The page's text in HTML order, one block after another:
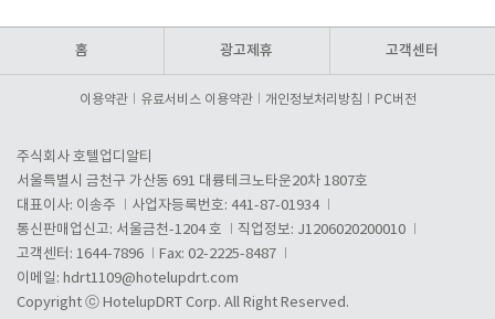
홈 광고제휴 고객센터
이용약관 유료서비스 이용약관 개인정보처리방침 PC버전
주식회사 호텔업디알티
서울특별시 금천구 가산동 691 대륭테크노타운20차 1807호
대표이사: 이송주
사업자등록번호: 441-87-01934
통신판매업신고: 서울금천-1204 호
직업정보: J1206020200010
고객센터: 1644-7896
Fax: 02-2225-8487
이메일: hdrt1109@hotelupdrt.com
Copyright ⓒ HotelupDRT Corp. All Right Reserved.